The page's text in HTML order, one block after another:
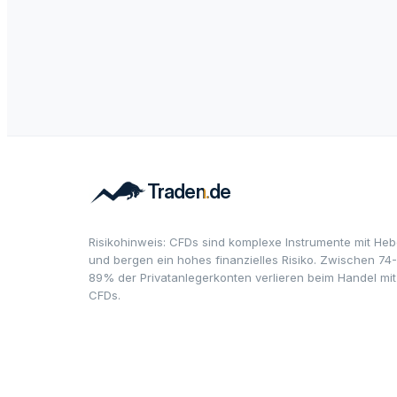
Risikohinweis: CFDs sind komplexe Instrumente mit
und bergen ein hohes finanzielles Risiko. Zwischen 74-
89% der Privatanlegerkonten verlieren beim Handel mit
CFDs.